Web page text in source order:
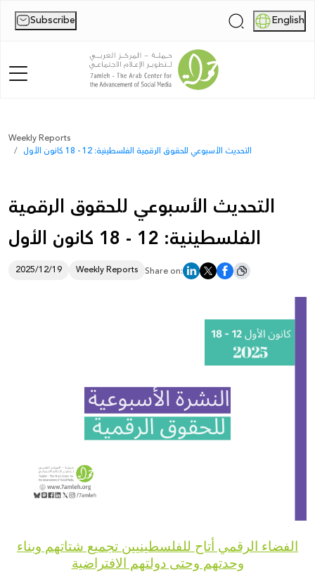
Subscribe | English
Home
Publications
Reports
Palestine Digital Activism Forum
Weekly Reports
التحديث الأسبوعي للحقوق الرقمية الفلسطينية: 12 - 18 كانون الأول
التحديث الأسبوعي للحقوق الرقمية
الفلسطينية: 12 - 18 كانون الأول
2025/12/19 Weekly Reports Share on:
الفضاء الرقمي أتاح للفلسطينيين تجميع شتاتهم وبناء
وحدتهم وحتى دولتهم الافتراضية